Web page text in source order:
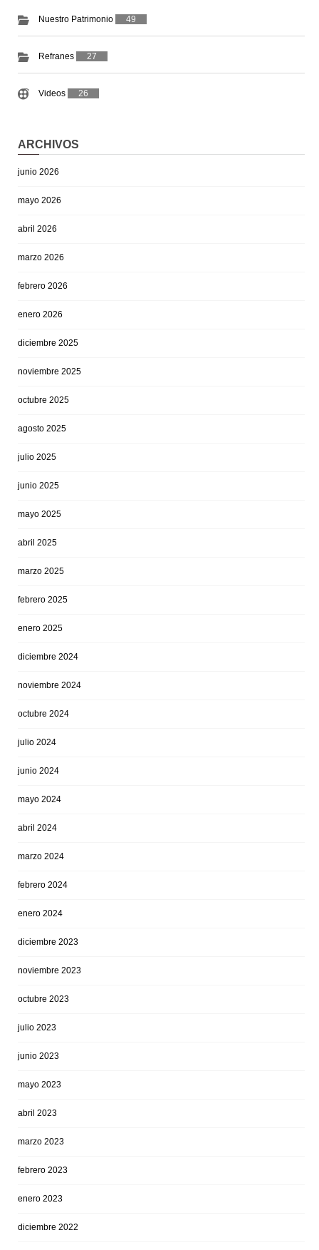
Nuestro Patrimonio 49
Refranes 27
Videos 26
ARCHIVOS
junio 2026
mayo 2026
abril 2026
marzo 2026
febrero 2026
enero 2026
diciembre 2025
noviembre 2025
octubre 2025
agosto 2025
julio 2025
junio 2025
mayo 2025
abril 2025
marzo 2025
febrero 2025
enero 2025
diciembre 2024
noviembre 2024
octubre 2024
julio 2024
junio 2024
mayo 2024
abril 2024
marzo 2024
febrero 2024
enero 2024
diciembre 2023
noviembre 2023
octubre 2023
julio 2023
junio 2023
mayo 2023
abril 2023
marzo 2023
febrero 2023
enero 2023
diciembre 2022